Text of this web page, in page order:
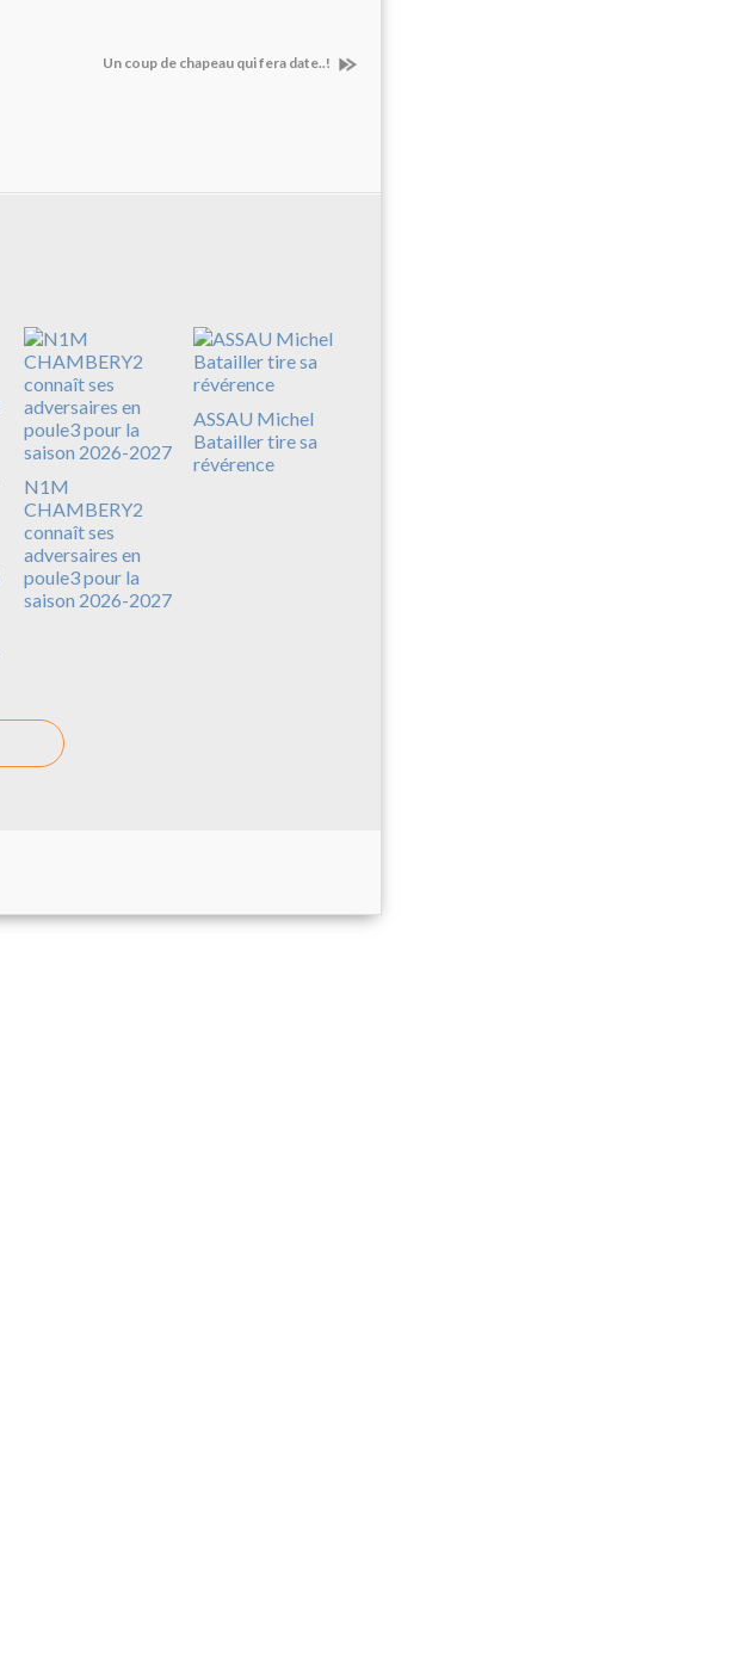
Un coup de chapeau qui fera date..!
N1M
CHAMBERY2
connaît ses
adversaires en
poule3 pour la
saison 2026-2027
ASSAU Michel
Batailler tire sa
révérence